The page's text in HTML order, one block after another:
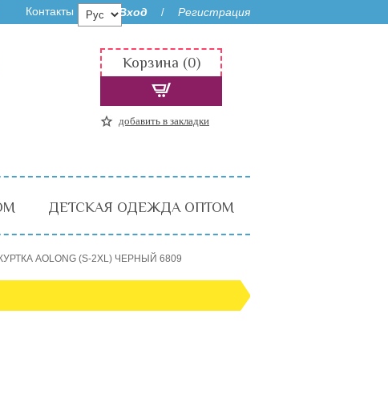
Контакты Вход / Регистрация
Корзина (0)
добавить в закладки
ДЕТСКАЯ ОДЕЖДА ОПТОМ
КУРТКА AOLONG (S-2XL) ЧЕРНЫЙ 6809